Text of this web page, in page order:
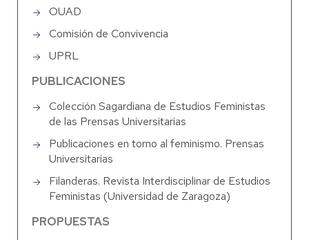
OUAD
Comisión de Convivencia
UPRL
PUBLICACIONES
Colección Sagardiana de Estudios Feministas
de las Prensas Universitarias
Publicaciones en torno al feminismo. Prensas
Universitarias
Filanderas. Revista Interdisciplinar de Estudios
Feministas (Universidad de Zaragoza)
PROPUESTAS